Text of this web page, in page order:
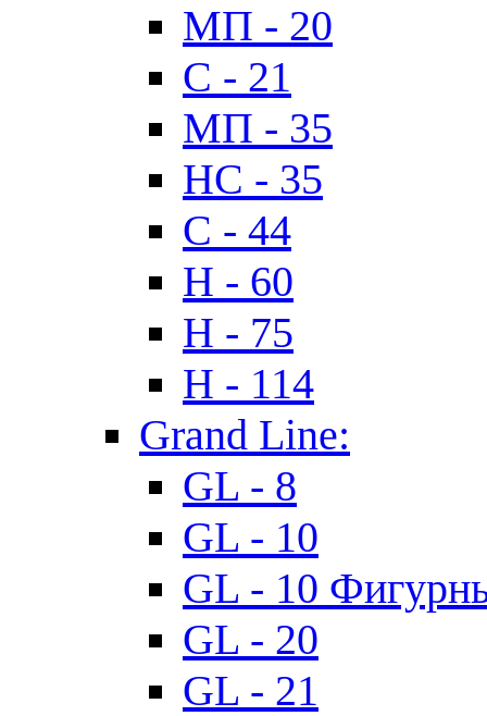
МП - 20
C - 21
МП - 35
HC - 35
C - 44
H - 60
H - 75
H - 114
Grand Line:
GL - 8
GL - 10
GL - 10
GL - 20
GL - 21